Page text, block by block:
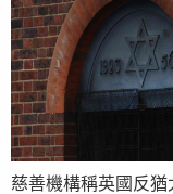
慈善機構稱英國反